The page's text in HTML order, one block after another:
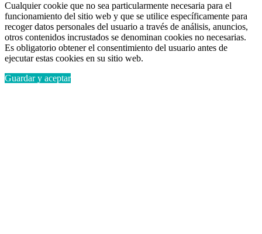
Cualquier cookie que no sea particularmente necesaria para el
funcionamiento del sitio web y que se utilice específicamente para
recoger datos personales del usuario a través de análisis, anuncios,
otros contenidos incrustados se denominan cookies no necesarias.
Es obligatorio obtener el consentimiento del usuario antes de
ejecutar estas cookies en su sitio web.
Guardar y aceptar